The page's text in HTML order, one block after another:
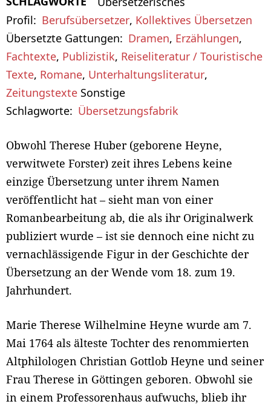
Profil
Berufsübersetzer, Kollektives Übersetzen
Übersetzte Gattungen
Dramen, Erzählungen,
Fachtexte, Publizistik, Reiseliteratur / Touristische
Texte, Romane, Unterhaltungsliteratur,
Zeitungstexte Sonstige
Schlagworte
Übersetzungsfabrik
Obwohl Therese Huber (geborene Heyne,
verwitwete Forster) zeit ihres Lebens keine
einzige Übersetzung unter ihrem Namen
veröffentlicht hat – sieht man von einer
Romanbearbeitung ab, die als ihr Originalwerk
publiziert wurde – ist sie dennoch eine nicht zu
vernachlässigende Figur in der Geschichte der
Übersetzung an der Wende vom 18. zum 19.
Jahrhundert.
Marie Therese Wilhelmine Heyne wurde am 7.
Mai 1764 als älteste Tochter des renommierten
Altphilologen Christian Gottlob Heyne und seiner
Frau Therese in Göttingen geboren. Obwohl sie
in einem Professorenhaus aufwuchs, blieb ihr